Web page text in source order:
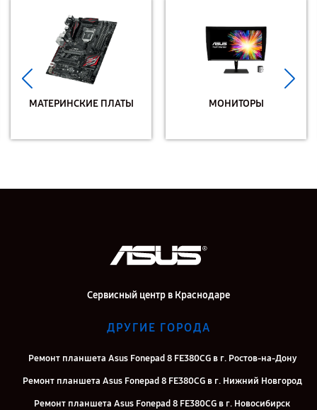
МАТЕРИНСКИЕ ПЛАТЫ МОНИТОРЫ
Сервисный центр в Краснодаре
ДРУГИЕ ГОРОДА
Ремонт планшета Asus Fonepad 8 FE380CG в г. Ростов-на-Дону
Ремонт планшета Asus Fonepad 8 FE380CG в г. Нижний Новгород
Ремонт планшета Asus Fonepad 8 FE380CG в г. Новосибирск